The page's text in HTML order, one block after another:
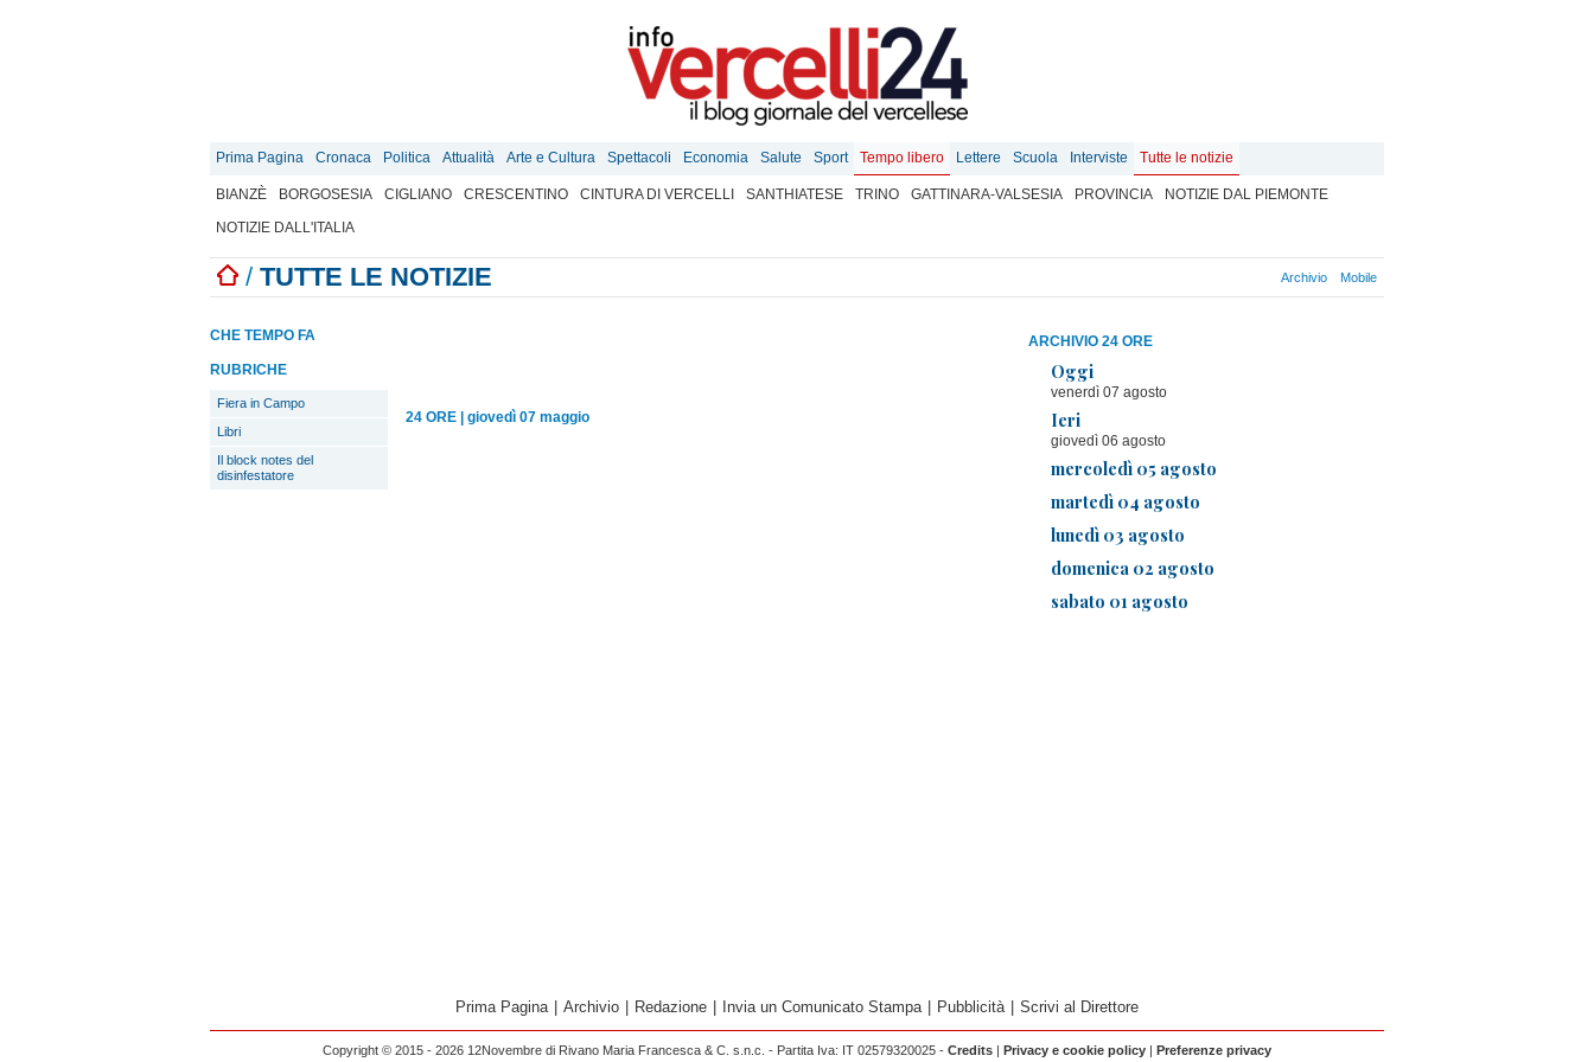
Prima Pagina Cronaca Politica Attualità Arte e Cultura Spettacoli Economia Salute Sport Tempo libero Lettere Scuola Interviste Tutte le notizie
BIANZÈ BORGOSESIA CIGLIANO CRESCENTINO CINTURA DI VERCELLI SANTHIATESE TRINO GATTINARA-VALSESIA PROVINCIA
NOTIZIE DAL PIEMONTE
NOTIZIE DALL'ITALIA
/ TUTTE LE NOTIZIE Archivio Mobile
ARCHIVIO 24 ORE
Oggi
venerdì 07 agosto
Ieri
giovedì 06 agosto
mercoledì 05 agosto
martedì 04 agosto
lunedì 03 agosto
domenica 02 agosto
sabato 01 agosto
CHE TEMPO FA
RUBRICHE
Fiera in Campo
Libri
Il block notes del
disinfestatore
24 ORE giovedì 07 maggio
Prima Pagina Archivio Redazione Invia un Comunicato Stampa Pubblicità Scrivi al Direttore
Copyright © 2015 - 2026 12Novembre di Rivano Maria Francesca & C. s.n.c. - Partita Iva: IT 02579320025 - Credits | Privacy e cookie policy | Preferenze privacy